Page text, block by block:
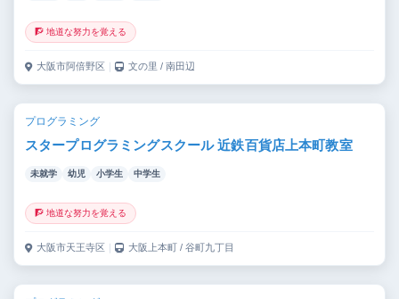
🧗 地道な努力を覚える
大阪市阿倍野区 ｜ 文の里 / 南田辺
プログラミング
スタープログラミングスクール 近鉄百貨店上本町教室
未就学 幼児 小学生 中学生
🧗 地道な努力を覚える
大阪市天王寺区 ｜ 大阪上本町 / 谷町九丁目